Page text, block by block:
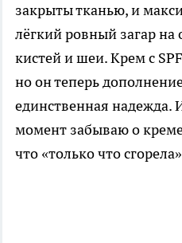
закрыты тканью, и
лёгкий ровный загар на
кистей и шеи. Крем с
но он теперь
единственная надежда.
момент забываю о
что «только что